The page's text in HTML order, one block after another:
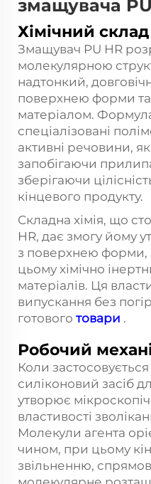
змащувача
Хімічний склад
Змащувач PU HR
молекулярною
надтонкий,
поверхнею форми
матеріалом.
спеціалізовані
активні речовини,
запобігаючи
зберігаючи
кінцевого продукту.
Складна хімія, що
HR, дає змогу йому
з поверхнею
цьому хімічно
матеріалів. Ця
випускання без
готового товари .
Робочий
Коли
силіконовий засіб
утворює
властивості
Молекули агента
чином, при цьому
звільненню,